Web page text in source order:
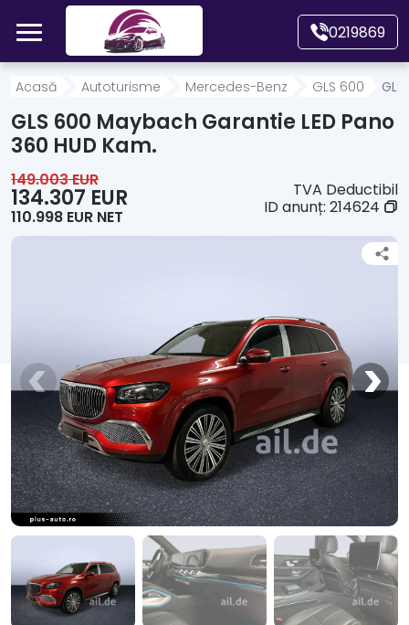
Mergi direct la conținutul principal
0219869
Acasă
Autoturisme
Motociclete
Despre Noi
Contact
Acasă Autoturisme Mercedes-Benz GLS 600
GLS 600 Maybach Garantie LED Pano
360 HUD Kam.
149.003 EUR
134.307 EUR
110.998 EUR NET
TVA Deductibil
ID anunț: 214624